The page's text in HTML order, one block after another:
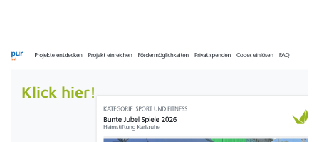
Klick hier!